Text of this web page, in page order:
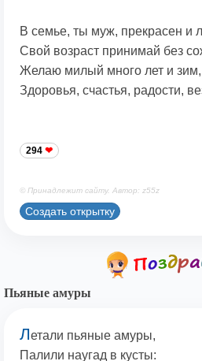
В семье, ты муж, прекрасен и
Свой возраст принимай без
Желаю милый много лет и зим,
Здоровья, счастья, радости,
294
© Принадлежит сайту. Автор: z55z
Создать открытку
Пьяные амуры
Летали пьяные амуры,
Палили наугад в кусты: